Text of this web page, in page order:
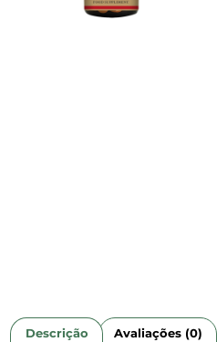
Descrição Avaliações (0)